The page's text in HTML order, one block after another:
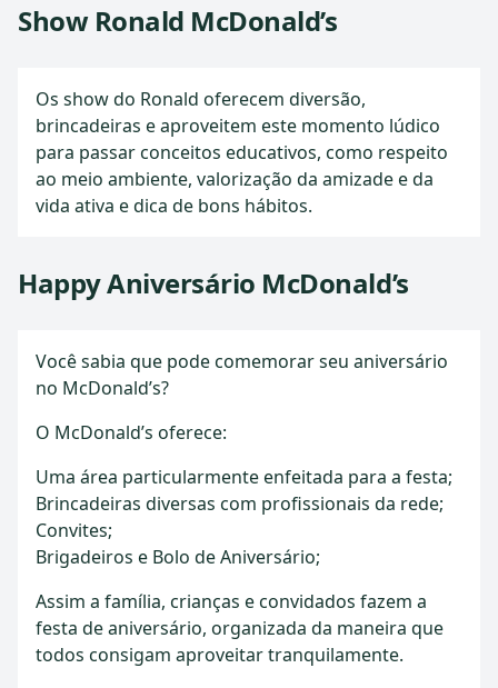
Show Ronald McDonald’s
Os show do Ronald oferecem diversão,
brincadeiras e aproveitem este momento lúdico
para passar conceitos educativos, como respeito
ao meio ambiente, valorização da amizade e da
vida ativa e dica de bons hábitos.
Happy Aniversário McDonald’s
Você sabia que pode comemorar seu aniversário
no McDonald’s?
O McDonald’s oferece:
Uma área particularmente enfeitada para a festa;
Brincadeiras diversas com profissionais da rede;
Convites;
Brigadeiros e Bolo de Aniversário;
Assim a família, crianças e convidados fazem a
festa de aniversário, organizada da maneira que
todos consigam aproveitar tranquilamente.